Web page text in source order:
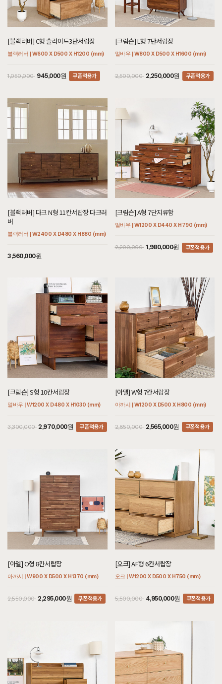
[블랙러버] C형 슬라이드3단서랍장
블랙러버 | W600 X D500 X H1200 (mm)
1,050,000 945,000원 쿠폰적용가
[크림슨] L형 7단서랍장
멀바우 | W800 X D500 X H1600 (mm)
2,500,000 2,250,000원 쿠폰적용가
[블랙러버] 다크 N형 11칸서랍장 다크러
버
블랙러버 | W2400 X D480 X H880 (mm)
3,560,000원
[크림슨] A형 7단지류함
멀바우 | W1200 X D440 X H790 (mm)
2,200,000 1,980,000원 쿠폰적용가
[크림슨] S형 10칸서랍장
멀바우 | W1200 X D480 X H1030 (mm)
3,300,000 2,970,000원 쿠폰적용가
[아델] W형 7칸서랍장
아까시 | W1200 X D500 X H800 (mm)
2,850,000 2,565,000원 쿠폰적용가
[아델] O형 8칸서랍장
아까시 | W900 X D500 X H1370 (mm)
2,550,000 2,295,000원 쿠폰적용가
[오크] AF형 6칸서랍장
오크 | W1200 X D500 X H750 (mm)
5,500,000 4,950,000원 쿠폰적용가